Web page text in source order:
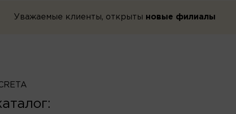
Уважаемые клиенты, открыты новые филиалы